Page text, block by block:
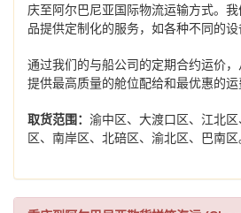
庆至阿尔巴尼亚国际物流运输方式。
品提供定制化的服务，如各种不同的设
通过我们的与船公司的定期合约运价
提供最高质量的舱位配给和最优惠的运
取货范围： 渝中区、大渡口区、江北
区、南岸区、北碚区、渝北区、巴南区